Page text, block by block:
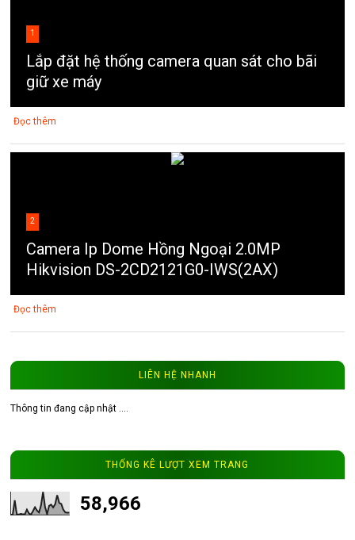
1
Lắp đặt hệ thống camera quan sát cho bãi
giữ xe máy
Đọc thêm
2
Camera Ip Dome Hồng Ngoại 2.0MP
Hikvision DS-2CD2121G0-IWS(2AX)
Đọc thêm
3
WinTech.vip
Đọc thêm
LIÊN HỆ NHANH
Thông tin đang cập nhật ....
THỐNG KÊ LƯỢT XEM TRANG
58,966